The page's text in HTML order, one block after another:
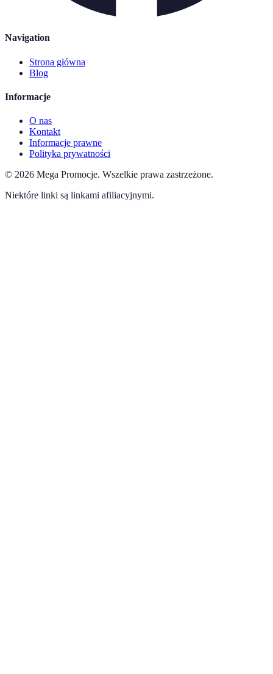
Navigation
Strona główna
Blog
Informacje
O nas
Kontakt
Informacje prawne
Polityka prywatności
© 2026 Mega Promocje. Wszelkie prawa zastrzeżone.
Niektóre linki są linkami afiliacyjnymi.